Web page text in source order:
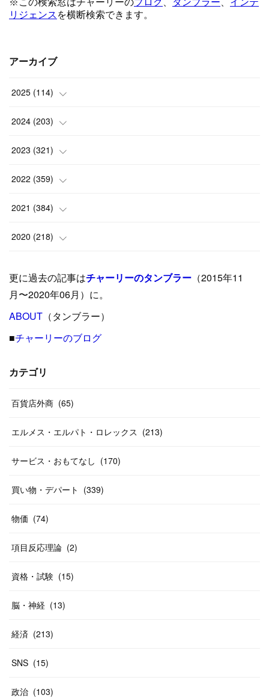
アーカイブ
2025 (114)
(1)
(8)
(6)
(9 )
(15
(24)
(8 )
(17
12
2024 (203)
(24)
(10)
(18)
(17)
(12)
(19)
(13
(14)
2023 (321)
(25)
(17)
(35)
)
(26)
27)
(29
(24)
2022 (359)
(42)
(37)
(31)
(31)
31
(26
(20)
(14
2021 (384)
(9)
(39)
( 23)
40
(55
(38)
(20
(31
58)
2020 (218)
(24)
( 42)
(33
(46)
(20
更に過去の記事はチャーリーのタンブラー （2015年11
月〜2020年06月）に。
ABOUT （タンブラー）
■チャーリーのブログ
カテゴリ
百貨店外商 (65)
エルメス・エルパト・ロレックス (213)
サービス・おもてなし (170)
買い物・デパート (339)
物価 (74)
項目反応理論 (2)
資格・試験 (15)
脳・神経 (13)
経済 (213)
SNS (15)
政治 (103)